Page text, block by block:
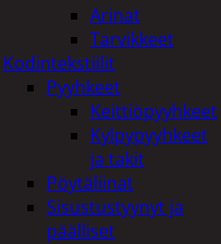
Arinat
Tarvikkeet
Kodintekstiilit
Pyyhkeet
Keittiöpyyhkeet
Kylpypyyhkeet
ja takit
Pöytäliinat
Sisustustyynyt ja
päälliset